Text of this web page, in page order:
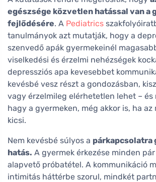
egészsége közvetlen hatással van a
fejlődésére. A Pediatrics
tanulmányok azt mutatják, hogy a
szenvedő apák gyermekeinél
viselkedési és érzelmi nehézségek
depressziós apa kevesebbet
kevésbé vesz részt a gondozásban,
vagy érzelmileg elérhetetlen lehet –
hagy a gyermeken, még akkor is, ha az
kicsi.
Nem kevésbé súlyos a párkapcsolatra
hatás. A gyermek érkezése minden
alapvető próbatétel. A kommunikáció
intimitás háttérbe szorul, mindkét